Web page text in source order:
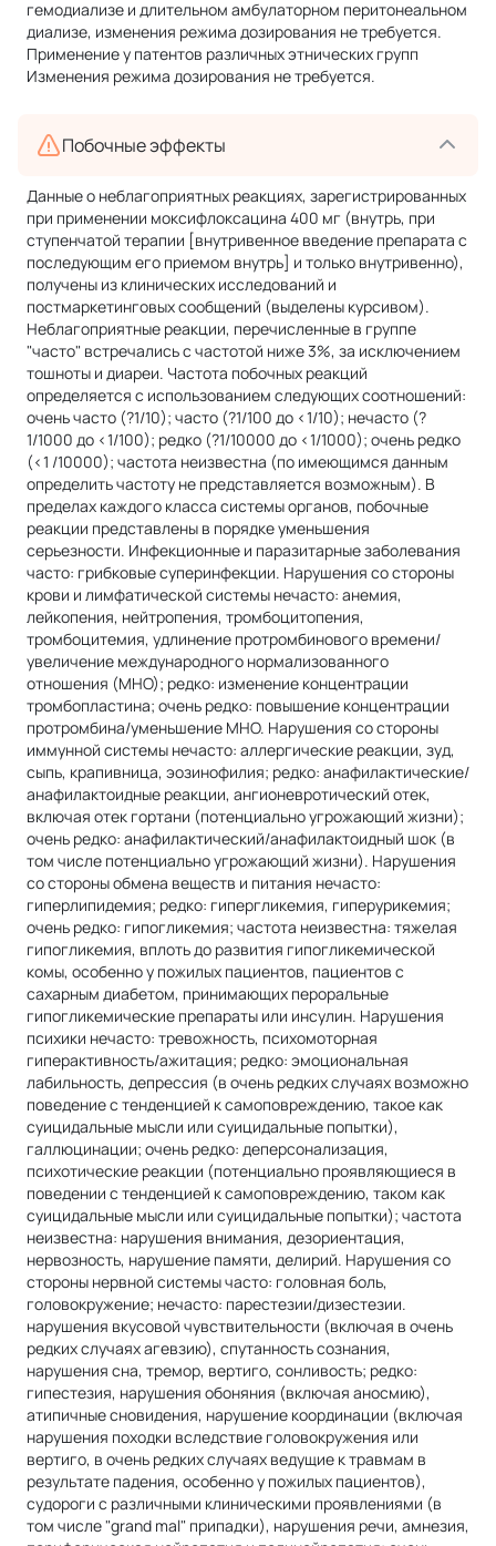
гемодиализе и длительном амбулаторном перитонеальном
диализе, изменения режима дозирования не требуется.
Применение у патентов различных этнических групп
Изменения режима дозирования не требуется.
Побочные эффекты
Данные о неблагоприятных реакциях, зарегистрированных
при применении моксифлоксацина 400 мг (внутрь, при
ступенчатой терапии [внутривенное введение препарата с
последующим его приемом внутрь] и только внутривенно),
получены из клинических исследований и
постмаркетинговых сообщений (выделены курсивом).
Неблагоприятные реакции, перечисленные в группе
"часто" встречались с частотой ниже 3%, за исключением
тошноты и диареи. Частота побочных реакций
определяется с использованием следующих соотношений:
очень часто (?1/10); часто (?1/100 до <1/10); нечасто (?
1/1000 до <1/100); редко (?1/10000 до <1/1000); очень редко
(<1 /10000); частота неизвестна (по имеющимся данным
определить частоту не представляется возможным). В
пределах каждого класса системы органов, побочные
реакции представлены в порядке уменьшения
серьезности. Инфекционные и паразитарные заболевания
часто: грибковые суперинфекции. Hapyшения со стороны
крови и лимфатической системы нечасто: анемия,
лейкопения, нейтропения, тромбоцитопения,
тромбоцитемия, удлинение протромбинового времени/
увеличение международного нормализованного
отношения (МНО); редко: изменение концентрации
тромбопластина; очень редко: повышение концентрации
протромбина/уменьшение МНО. Нарушения со стороны
иммунной системы нечасто: аллергические реакции, зуд,
сыпь, крапивница, эозинофилия; редко: анафилактические/
анафилактоидные реакции, ангионевротический отек,
включая отек гортани (потенциально угрожающий жизни);
очень редко: анафилактический/анафилактоидный шок (в
том числе потенциально угрожающий жизни). Нарушения
со стороны обмена веществ и питания нечасто:
гиперлипидемия; редко: гипергликемия, гиперурикемия;
очень редко: гипогликемия; частота неизвестна: тяжелая
гипогликемия, вплоть до развития гипогликемической
комы, особенно у пожилых пациентов, пациентов с
сахарным диабетом, принимающих пероральные
гипогликемические препараты или инсулин. Hapyшения
психики нечасто: тревожность, психомоторная
гиперактивность/ажитация; редко: эмоциональная
лабильность, депрессия (в очень редких случаях возможно
поведение с тенденцией к самоповреждению, такое как
суицидальные мысли или суицидальные попытки),
галлюцинации; очень редко: деперсонализация,
психотические реакции (потенциально проявляющиеся в
поведении с тенденцией к самоповреждению, таком как
суицидальные мысли или суицидальные попытки); частота
неизвестна: нарушения внимания, дезориентация,
нервозность, нарушение памяти, делирий. Нарушения со
стороны нервной системы часто: головная боль,
головокружение; нечасто: парестезии/дизестезии.
нарушения вкусовой чувствительности (включая в очень
редких случаях агевзию), спутанность сознания,
нарушения сна, тремор, вертиго, сонливость; редко:
гипестезия, нарушения обоняния (включая аносмию),
атипичные сновидения, нарушение координации (включая
нарушения походки вследствие головокружения или
вертиго, в очень редких случаях ведущие к травмам в
результате падения, особенно у пожилых пациентов),
судороги с различными клиническими проявлениями (в
том числе "grand mal" припадки), нарушения речи, амнезия,